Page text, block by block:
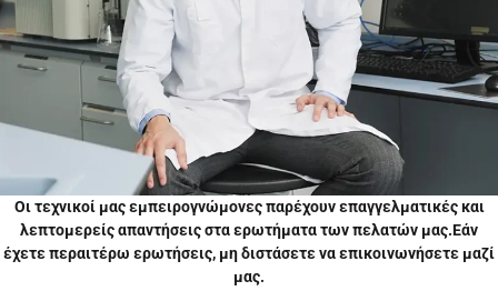
Οι τεχνικοί μας εμπειρογνώμονες παρέχουν επαγγελματικές και
λεπτομερείς απαντήσεις στα ερωτήματα των πελατών μας.Εάν
έχετε περαιτέρω ερωτήσεις, μη διστάσετε να επικοινωνήσετε μαζί
μας.